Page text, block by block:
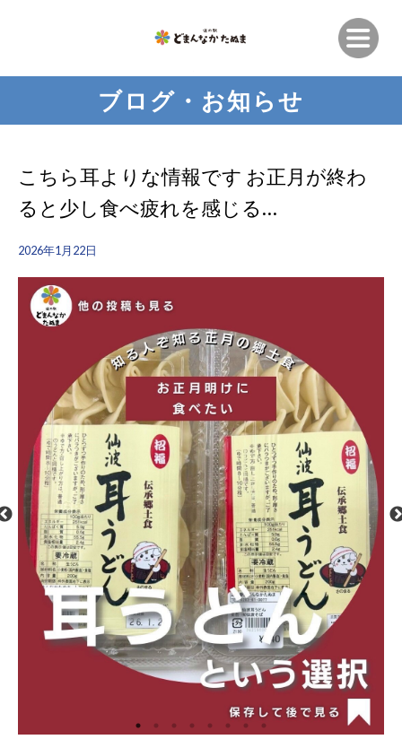
ブログ・お知らせ
こちら耳よりな情報です お正月が終わ
ると少し食べ疲れを感じる…
2026年1月22日